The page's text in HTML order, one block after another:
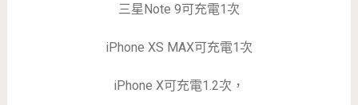
三星Note 9可充電1次
iPhone XS MAX可充電1次
iPhone X可充電1.2次，